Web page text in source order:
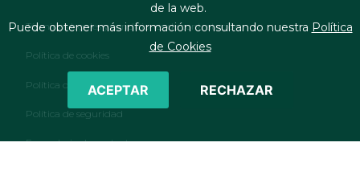
Footer menu
Términos legales y condiciones de contratación
Política de cookies
Política de privacidad
Política de seguridad
Formulario de contacto
de la web.
Puede obtener más información consultando nuestra Política
de Cookies
ACEPTAR RECHAZAR